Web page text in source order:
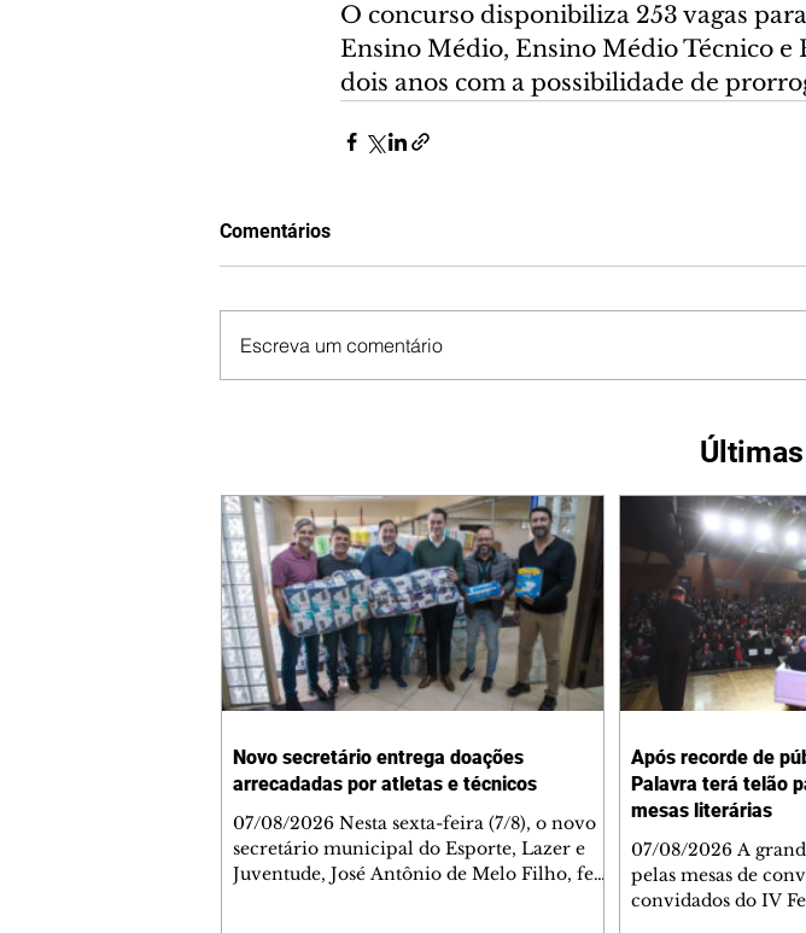
O concurso disponibiliza 253 vagas
Ensino Médio, Ensino Médio Técnico
dois anos com a possibilidade de
Comentários
Escreva um comentário
Novo secretário entrega doações
arrecadadas por atletas e técnicos
07/08/2026 Nesta sexta-feira (7/8), o novo
secretário municipal do Esporte, Lazer e
Juventude, José Antônio de Melo Filho, fez
Após recorde de
Palavra terá telão
mesas literárias
07/08/2026 A
pelas mesas de
convidados do IV